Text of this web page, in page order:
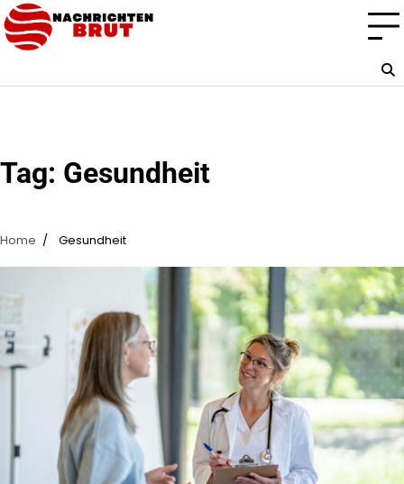
Skip
to
content
Tag: Gesundheit
Home Gesundheit